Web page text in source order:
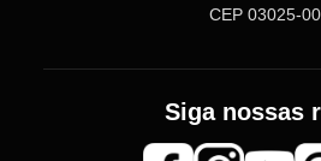
Fale com a
ou entre no
CEP 03025-
Siga nossas